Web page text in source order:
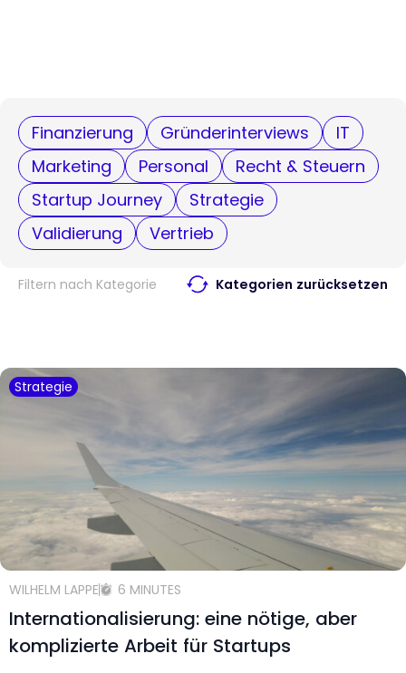
Finanzierung Gründerinterviews
IT
Marketing
Personal
Recht & Steuern
Startup Journey
Strategie
Validierung
Vertrieb
Filtern nach Kategorie Kategorien zurücksetzen
Strategie
WILHELM LAPPE 6 MINUTES
Internationalisierung: eine nötige, aber
komplizierte Arbeit für Startups